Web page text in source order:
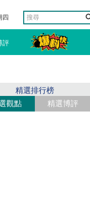
四
評
精選排行榜
觀點
精選博評